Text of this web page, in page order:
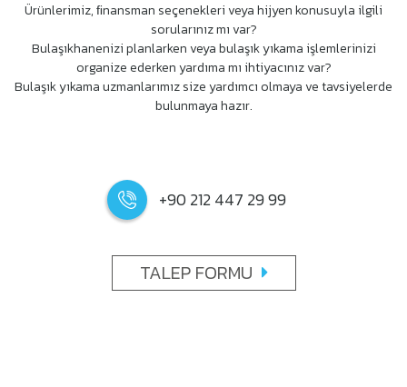
Ürünlerimiz, ﬁnansman seçenekleri veya hijyen konusuyla ilgili
sorularınız mı var?
Bulaşıkhanenizi planlarken veya bulaşık yıkama işlemlerinizi
organize ederken yardıma mı ihtiyacınız var?
Bulaşık yıkama uzmanlarımız size yardımcı olmaya ve tavsiyelerde
bulunmaya hazır.
+90 212 447 29 99
TALEP FORMU